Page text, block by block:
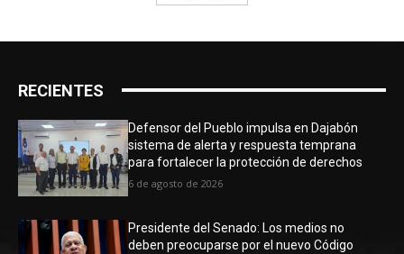
RECIENTES
Defensor del Pueblo impulsa en Dajabón
sistema de alerta y respuesta temprana
para fortalecer la protección de derechos
6 de agosto de 2026
Presidente del Senado: Los medios no
deben preocuparse por el nuevo Código